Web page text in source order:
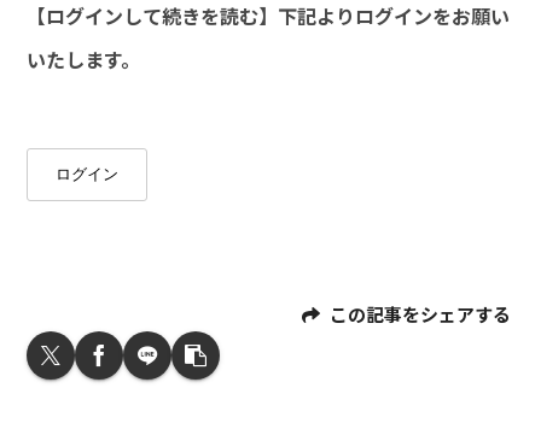
【ログインして続きを読む】下記よりログインをお願い
いたします。
ログイン
この記事をシェアする